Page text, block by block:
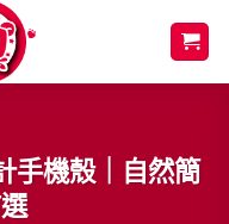
手機殼｜自然簡